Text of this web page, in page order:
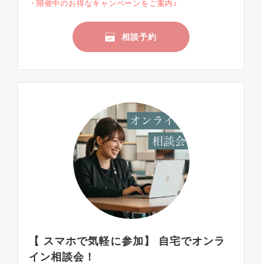
開催中のお得なキャンペーンをご案内♪
相談予約
【 スマホで気軽に参加】 自宅でオンラ
イン相談会！